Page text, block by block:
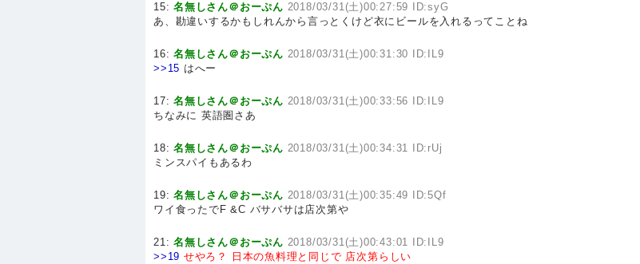
15:名無しさん＠おーぷん 2018/03/31(土)00:27:59 ID:syG
あ、勘違いするかもしれんから言っとくけど衣にビールを入れるってことね
16:名無しさん＠おーぷん 2018/03/31(土)00:31:30 ID:IL9
>>15 はへー
17:名無しさん＠おーぷん 2018/03/31(土)00:33:56 ID:IL9
ちなみに 英語圏さあ
18:名無しさん＠おーぷん 2018/03/31(土)00:34:31 ID:rUj
ミンスパイもあるわ
19:名無しさん＠おーぷん 2018/03/31(土)00:35:49 ID:5Qf
ワイ食ったでF &C バサバサは店次第や
21:名無しさん＠おーぷん 2018/03/31(土)00:43:01 ID:IL9
>>19 せやろ？ 日本の魚料理と同じで 店次第らしい